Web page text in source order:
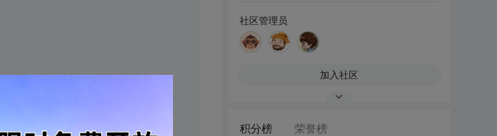
社区管理员
加入社区
积分榜 荣誉榜